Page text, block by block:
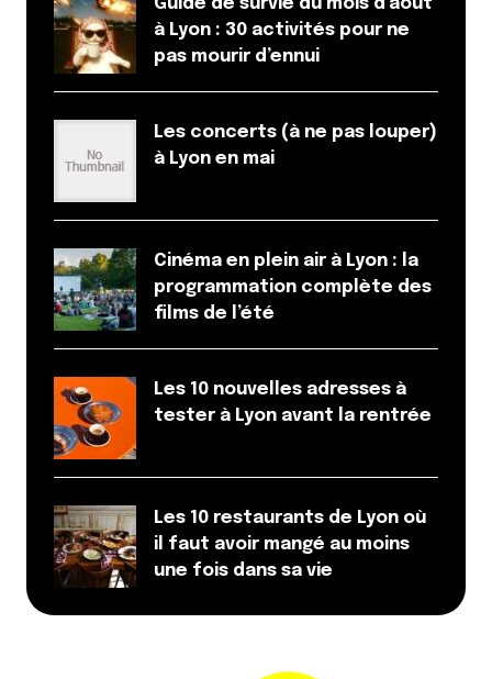
Guide de survie du mois d’août
à Lyon : 30 activités pour ne
pas mourir d’ennui
Les concerts (à ne pas louper)
à Lyon en mai
Cinéma en plein air à Lyon : la
programmation complète des
films de l’été
Les 10 nouvelles adresses à
tester à Lyon avant la rentrée
Les 10 restaurants de Lyon où
il faut avoir mangé au moins
une fois dans sa vie